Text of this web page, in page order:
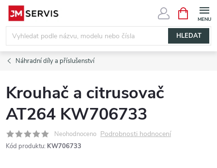
Přejít
obsah
HLEDAT
NÁKUPNÍ
KOŠÍK
Náhradní díly a příslušenství
Krouhač a citrusovač
AT264 KW706733
Neohodnoceno Podrobnosti hodnocení
Kód produktu: KW706733